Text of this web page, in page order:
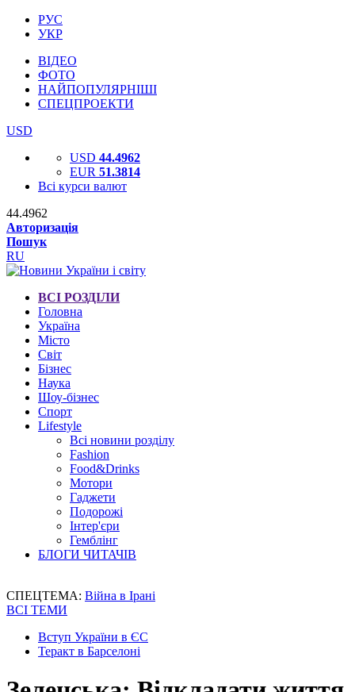
РУС
УКР
ВІДЕО
ФОТО
НАЙПОПУЛЯРНІШІ
СПЕЦПРОЕКТИ
USD
USD 44.4962
EUR 51.3814
Всі курси валют
44.4962
Авторизація
Пошук
RU
ВСІ РОЗДІЛИ
Головна
Україна
Місто
Світ
Бізнес
Наука
Шоу-бізнес
Спорт
Lifestyle
Всі новини розділу
Fashion
Food&Drinks
Мотори
Гаджети
Подорожі
Інтер'єри
Гемблінг
БЛОГИ ЧИТАЧІВ
СПЕЦТЕМА: Війна в Ірані
ВСІ ТЕМИ
Вступ України в ЄС
Теракт в Барселоні